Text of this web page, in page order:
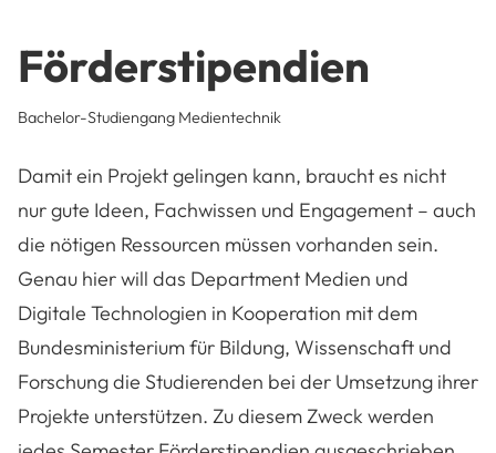
Förderstipendien
Bachelor-Studiengang Medientechnik
Damit ein Projekt gelingen kann, braucht es nicht
nur gute Ideen, Fachwissen und Engagement – auch
die nötigen Ressourcen müssen vorhanden sein.
Genau hier will das Department Medien und
Digitale Technologien in Kooperation mit dem
Bundesministerium für Bildung, Wissenschaft und
Forschung die Studierenden bei der Umsetzung ihrer
Projekte unterstützen. Zu diesem Zweck werden